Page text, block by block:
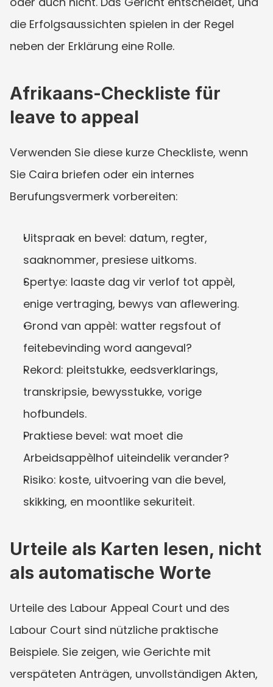
die Erfolgsaussichten spielen in der Regel
neben der Erklärung eine Rolle.
Afrikaans-Checkliste für
leave to appeal
Verwenden Sie diese kurze Checkliste, wenn
Sie Caira briefen oder ein internes
Berufungsvermerk vorbereiten:
Uitspraak en bevel: datum, regter,
saaknommer, presiese uitkoms.
Spertye: laaste dag vir verlof tot appèl,
enige vertraging, bewys van aflewering.
Grond van appèl: watter regsfout of
feitebevinding word aangeval?
Rekord: pleitstukke, eedsverklarings,
transkripsie, bewysstukke, vorige
hofbundels.
Praktiese bevel: wat moet die
Arbeidsappèlhof uiteindelik verander?
Risiko: koste, uitvoering van die bevel,
skikking, en moontlike sekuriteit.
Urteile als Karten lesen, nicht
als automatische Worte
Urteile des Labour Appeal Court und des
Labour Court sind nützliche praktische
Beispiele. Sie zeigen, wie Gerichte mit
verspäteten Anträgen, unvollständigen Akten,